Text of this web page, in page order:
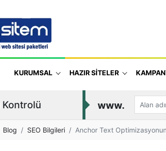
KURUMSAL HAZIR SİTELER
Kontrolü www.
Blog SEO Bilgileri Anchor Text